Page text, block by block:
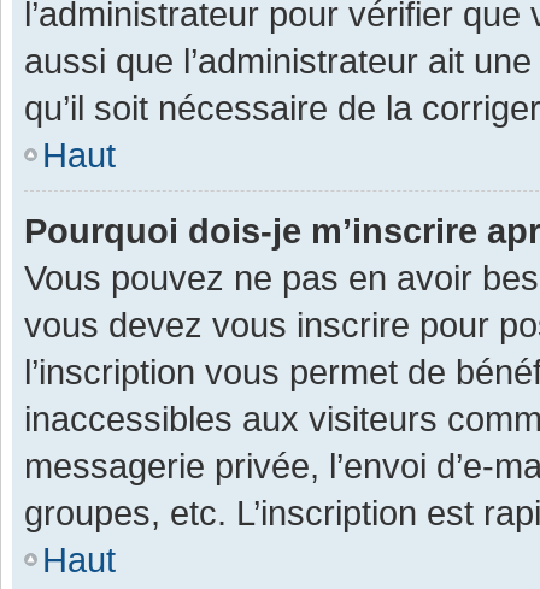
l’administrateur pour vérifier
aussi que l’administrateur ait
qu’il soit nécessaire de la
Haut
Pourquoi dois-je m’inscrire
Vous pouvez ne pas en avoir
vous devez vous inscrire pour
l’inscription vous permet de
inaccessibles aux visiteurs
messagerie privée, l’envoi d’e-
groupes, etc. L’inscription est
Haut